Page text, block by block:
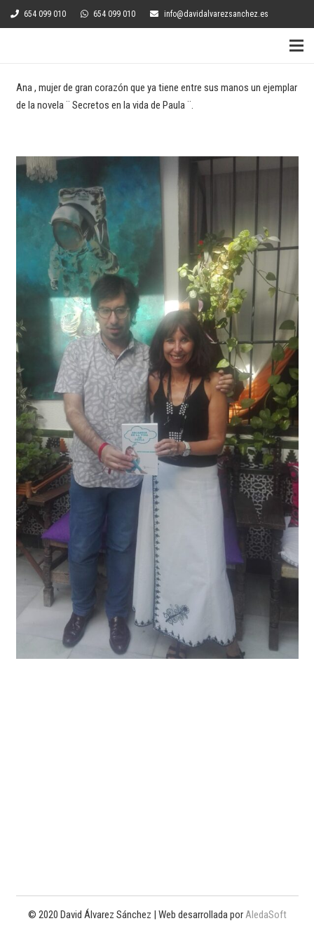
654 099 010 654 099 010 info@davidalvarezsanchez.es
Ana , mujer de gran corazón que ya tiene entre sus manos un ejemplar
de la novela ¨ Secretos en la vida de Paula ¨.
© 2020 David Álvarez Sánchez | Web desarrollada porAledaSoft